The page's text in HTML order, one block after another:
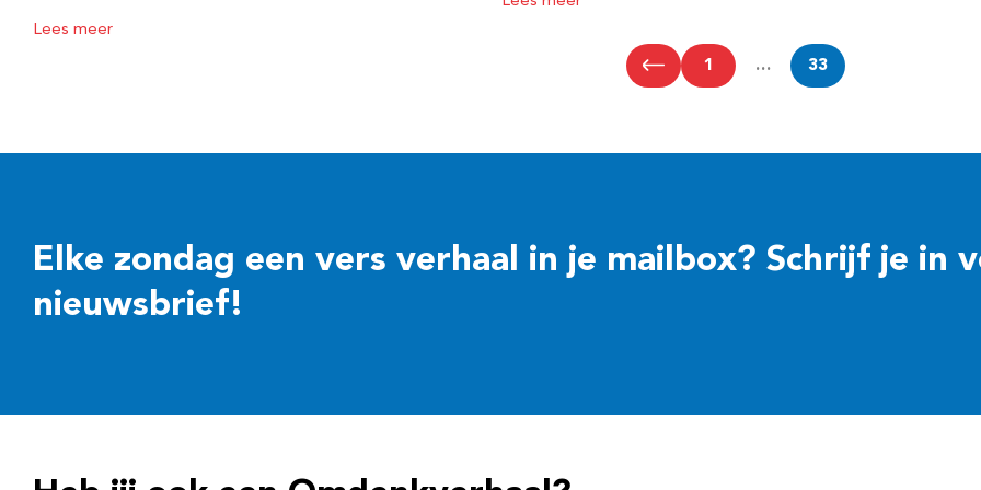
Lees meer
1 … 33
Elke zondag een vers verhaal in je mailbox? Schrijf je in
nieuwsbrief!